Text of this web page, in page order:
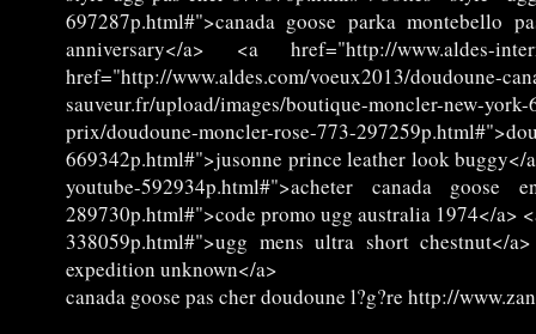
697287p.html#">canada goose parka montebello
anniversary</a> <a href="http://www.aldes-
href="http://www.aldes.com/voeux2013/doudoune-
sauveur.fr/upload/images/boutique-moncler-new-
prix/doudoune-moncler-rose-773-
669342p.html#">jusonne prince leather look buggy</
youtube-592934p.html#">acheter canada goose
289730p.html#">code promo ugg australia 1974</a>
338059p.html#">ugg mens ultra short chestnut</
expedition unknown</a>
canada goose pas cher doudoune l?g?re http://